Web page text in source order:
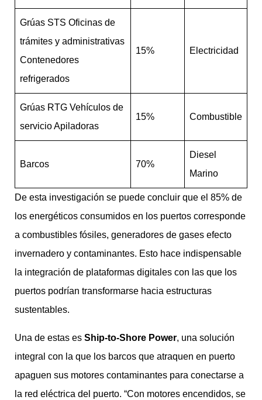
Grúas STS Oficinas de
trámites y administrativas
Contenedores
refrigerados
15% Electricidad
Grúas RTG Vehículos de
servicio Apiladoras
15% Combustible
Barcos 70%
Diesel
Marino
De esta investigación se puede concluir que el 85% de
los energéticos consumidos en los puertos corresponde
a combustibles fósiles, generadores de gases efecto
invernadero y contaminantes. Esto hace indispensable
la integración de plataformas digitales con las que los
puertos podrían transformarse hacia estructuras
sustentables.
Una de estas es Ship-to-Shore Power, una solución
integral con la que los barcos que atraquen en puerto
apaguen sus motores contaminantes para conectarse a
la red eléctrica del puerto. “Con motores encendidos, se